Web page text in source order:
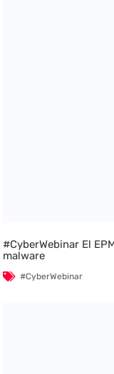
#CyberWebinar El
malware
#CyberWebinar